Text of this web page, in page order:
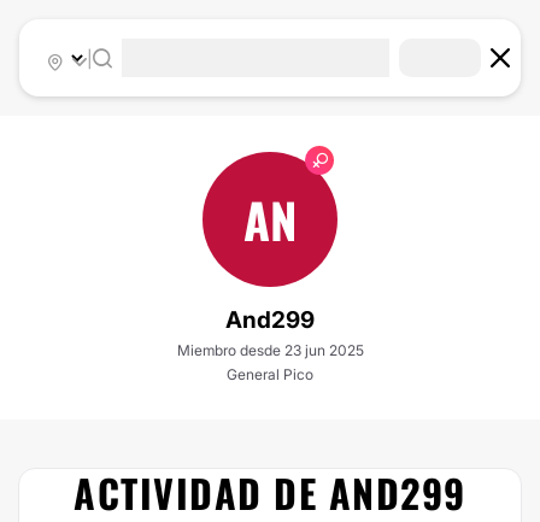
|
AN
And299
Miembro desde 23 jun 2025
General Pico
ACTIVIDAD DE AND299